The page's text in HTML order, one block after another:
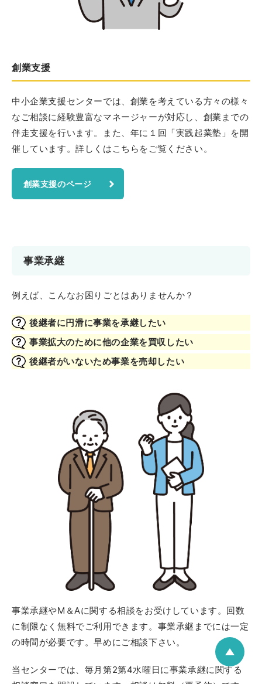
創業支援
中小企業支援センターでは、創業を考えている方々の様々
なご相談に経験豊富なマネージャーが対応し、創業までの
伴走支援を行います。また、年に１回「実践起業塾」を開
催しています。詳しくはこちらをご覧ください。
創業支援のページ
事業承継
例えば、こんなお困りごとはありませんか？
後継者に円滑に事業を承継したい
事業拡大のために他の企業を買収したい
後継者がいないため事業を売却したい
事業承継やM＆Aに関する相談をお受けしています。回数
に制限なく無料でご利用できます。事業承継までには一定
の時間が必要です。早めにご相談下さい。
当センターでは、毎月第2第4水曜日に事業承継に関する